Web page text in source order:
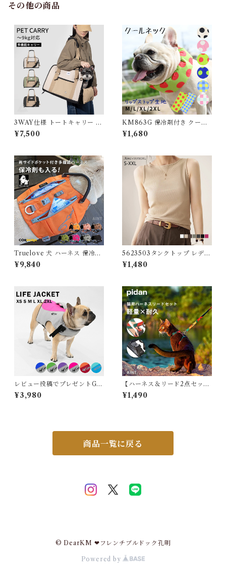
その他の商品
3WAY仕様 トートキャリー キ
ャリーバッグ 犬 シンプル おし
ゃれ 犬 小型犬 猫 ネコ ねこ キ
斜め掛け 【HiDREAM】【H
D015055】
¥7,500
KM863G 保冷剤付き クール
ネック 犬 リップストップナイ
ロン生地 撥水加工 汚れにくい
ルミ フレンチブルドック 4層
構造使用 フレブル クールスヌ
ード 水玉 熱中症予防 小型犬
中型犬 大型犬 ITEM066
¥1,680
Truelove 犬 ハーネス 保冷剤
付き 高機能 夏 熱中症対策 暑
さ対策 ソフトハーネス コーデ
かり 安全 7色 反射素材 かわい
い カラフル 夜間安全 定番 優
しい 保冷剤対応 TLB2251
¥9,840
5623503タンクトップ レディ
ース ノースリーブ ボートネッ
ク 下着 肌着 婦人 インナー ト
イズ シンプル 伸縮性 無地 体
型カバー 春 夏 秋 冬 5623503
スイモク【水沐良品】
¥1,480
レビュー投稿でプレゼントGE
T 新 ライフジャケット 高品質
犬 犬用 救命胴衣 ドッグ ペッ
ング XS S M L XL 2XL チワ
中型犬 大型犬 KM895JK
¥3,980
【ハーネス＆リード2点セッ
ト】猫 キャットハーネス リー
ド セット 軽量 耐久 安心 安全
ネコ フリーサイズ PIDAN pp
¥1,490
商品一覧に戻る
© DearKM ❤︎フレンチブルドック孔明
Powered by